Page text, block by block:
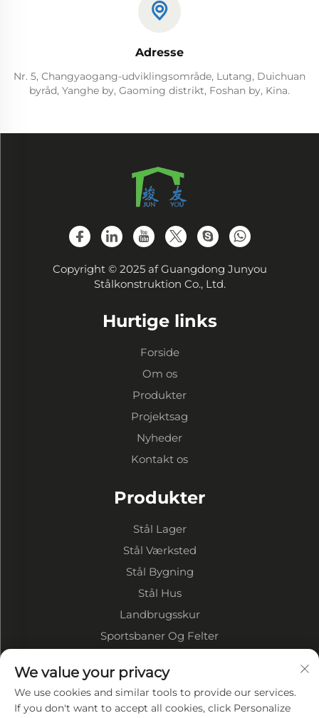
Adresse
Nr. 5, Changyaogang-udviklingsområde, Lutang, Duichuan
byråd, Yanghe by, Gaoming distrikt, Foshan by, Kina.
Copyright © 2025 af Guangdong Junyou
Stålkonstruktion Co., Ltd.
Hurtige links
Forside
Om os
Produkter
Projektsag
Nyheder
Kontakt os
Produkter
Stål Lager
Stål Værksted
Stål Bygning
Stål Hus
Landbrugsskur
Sportsbaner Og Felter
OM VIRKSOMHEDEN
Virksomhedsprofil
We value your privacy
We use cookies and similar tools to provide our services.
If you don't want to accept all cookies, click Personalize